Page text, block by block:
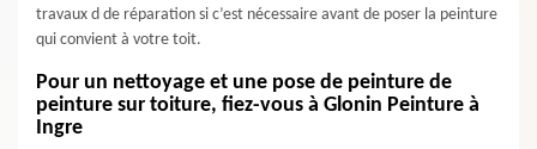
travaux d de réparation si c’est nécessaire avant de poser la peinture
qui convient à votre toit.
Pour un nettoyage et une pose de peinture de
peinture sur toiture, fiez-vous à Glonin Peinture à
Ingre